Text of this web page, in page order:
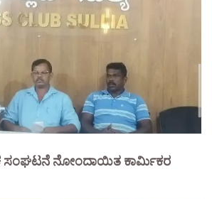
ಸಂಘಟನೆ ನೋಂದಾಯಿತ ಕಾರ್ಮಿಕರ